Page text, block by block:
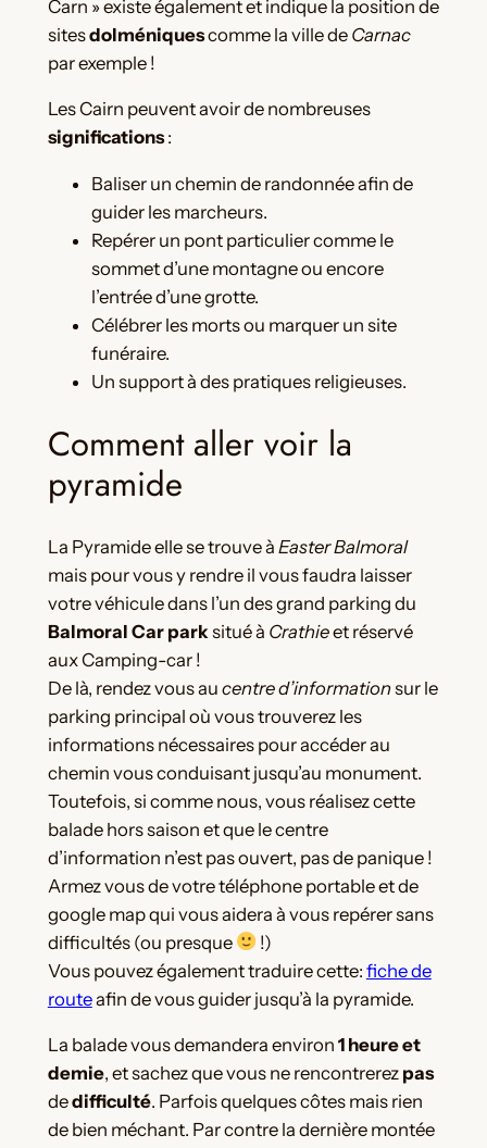
Carn » existe également et indique la position de
sitesdolméniquescomme la ville de Carnac
par exemple !
Les Cairn peuvent avoir de nombreuses
significations:
Baliser un chemin de randonnée afin de
guider les marcheurs.
Repérer un pont particulier comme le
sommet d’une montagne ou encore
l’entrée d’une grotte.
Célébrer les morts ou marquer un site
funéraire.
Un support à des pratiques religieuses.
Comment aller voir la
pyramide
La Pyramide elle se trouve à Easter Balmoral
mais pour vous y rendre il vous faudra laisser
votre véhicule dans l’un des grand parking du
Balmoral Car park situé à Crathieet réservé
aux Camping-car !
De là, rendez vous au centre d’informationsur le
parking principal où vous trouverez les
informations nécessaires pour accéder au
chemin vous conduisant jusqu’au monument.
Toutefois, si comme nous, vous réalisez cette
balade hors saison et que le centre
d’information n’est pas ouvert, pas de panique !
Armez vous de votre téléphone portable et de
google map qui vous aidera à vous repérer sans
difficultés (ou presque
!)
Vous pouvez également traduire cette: fiche de
routeafin de vous guider jusqu’à la pyramide.
La balade vous demandera environ 1 heure et
demie, et sachez que vous ne rencontrerez pas
dedifficulté. Parfois quelques côtes mais rien
de bien méchant. Par contre la dernière montée